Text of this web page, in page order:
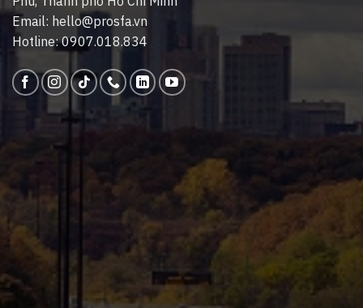
Email: hello@prosfa.vn
Hotline: 0907.018.834